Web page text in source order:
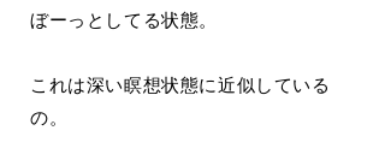
ぼーっとしてる状態。
これは深い瞑想状態に近似している
の。